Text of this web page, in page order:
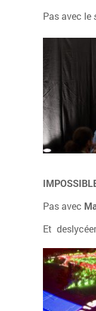
Pas avec le
Pas avec
Et